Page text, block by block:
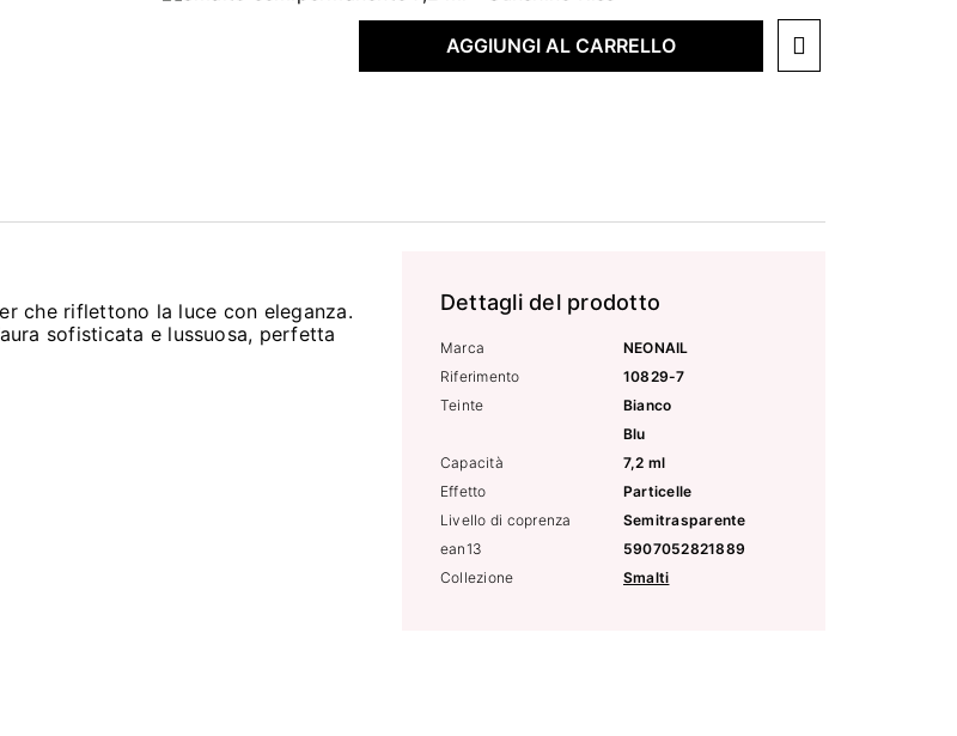
AGGIUNGI AL CARRELLO
Dettagli del prodotto
Marca
NEONAIL
Riferimento
10829-7
Teinte
Bianco
Blu
Capacità
7,2 ml
Effetto
Particelle
Livello di coprenza
Semitrasparente
ean13
5907052821889
Collezione
Smalti
che riflettono la luce con eleganza.
sofisticata e lussuosa, perfetta